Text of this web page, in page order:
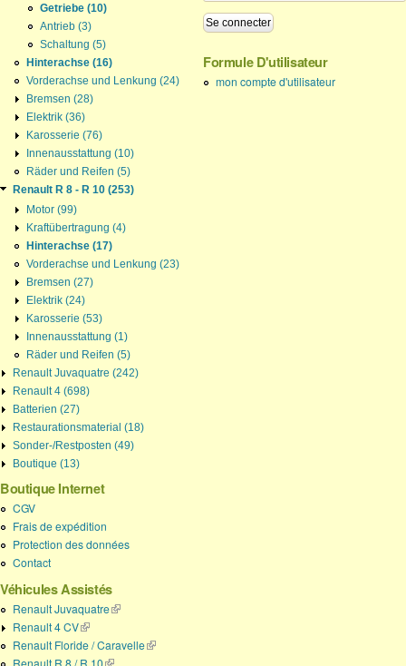
Getriebe (10)
Antrieb (3)
Schaltung (5)
Hinterachse (16)
Vorderachse und Lenkung (24)
Bremsen (28)
Elektrik (36)
Karosserie (76)
Innenausstattung (10)
Räder und Reifen (5)
Renault R 8 - R 10 (253)
Motor (99)
Kraftübertragung (4)
Hinterachse (17)
Vorderachse und Lenkung (23)
Bremsen (27)
Elektrik (24)
Karosserie (53)
Innenausstattung (1)
Räder und Reifen (5)
Renault Juvaquatre (242)
Renault 4 (698)
Batterien (27)
Restaurationsmaterial (18)
Sonder-/Restposten (49)
Boutique (13)
Boutique Internet
CGV
Frais de expédition
Protection des données
Contact
Véhicules Assistés
Renault Juvaquatre(link is external)
Renault 4 CV(link is external)
Renault Floride / Caravelle(link is external)
Renault R 8 / R 10(link is external)
Formule D'utilisateur
mon compte d'utilisateur